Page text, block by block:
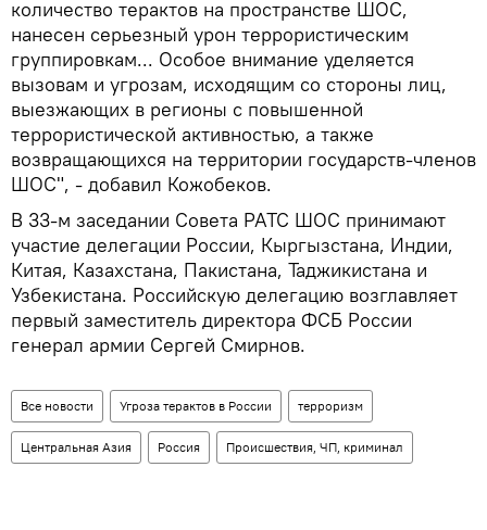
количество терактов на пространстве ШОС,
нанесен серьезный урон террористическим
группировкам... Особое внимание уделяется
вызовам и угрозам, исходящим со стороны лиц,
выезжающих в регионы с повышенной
террористической активностью, а также
возвращающихся на территории государств-членов
ШОС", - добавил Кожобеков.
В 33-м заседании Совета РАТС ШОС принимают
участие делегации России, Кыргызстана, Индии,
Китая, Казахстана, Пакистана, Таджикистана и
Узбекистана. Российскую делегацию возглавляет
первый заместитель директора ФСБ России
генерал армии Сергей Смирнов.
Все новости Угроза терактов в России терроризм
Центральная Азия Россия Происшествия, ЧП, криминал